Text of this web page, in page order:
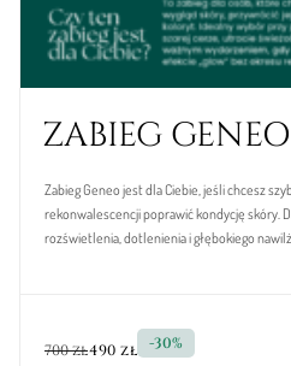
ZABIEG GENEO
Zabieg Geneo jest dla Ciebie, jeśli chcesz
rekonwalescencji poprawić kondycję skóry.
rozświetlenia, dotlenienia i głębokiego
700 zł490 zł -30%